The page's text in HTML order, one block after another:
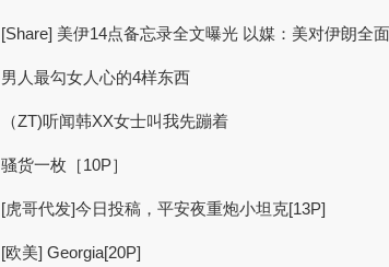
[Share] 美伊14点备忘录全文曝光 以媒：美对伊朗全面
男人最勾女人心的4样东西
（ZT)听闻韩XX女士叫我先蹦着
骚货一枚［10P］
[虎哥代发]今日投稿，平安夜重炮小坦克[13P]
[欧美] Georgia[20P]